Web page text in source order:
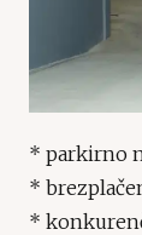
* parkirno
*
*